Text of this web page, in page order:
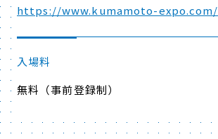
https://www.kumamoto-expo.com/
入場料
無料（事前登録制）